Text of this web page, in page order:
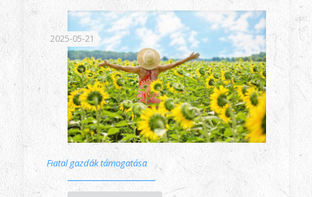
2025-05-21
Fiatal gazdák támogatása